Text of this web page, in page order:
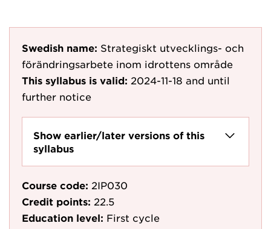
Swedish name: Strategiskt utvecklings- och
förändringsarbete inom idrottens område
This syllabus is valid: 2024-11-18 and until
further notice
Show earlier/later versions of this
syllabus
Course code: 2IP030
Credit points: 22.5
Education level: First cycle